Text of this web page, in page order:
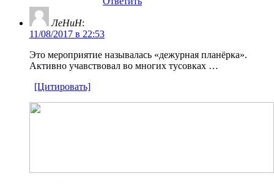
ЛеНиН:
11/08/2017 в 22:53
Это мероприятие называлась «дежурная планёрка».
Активно учавствовал во многих тусовках …
[Цитировать]